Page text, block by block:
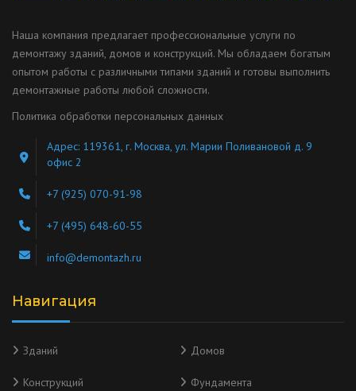
Наша компания предлагает профессиональные услуги по
демонтажу зданий, домов и конструкций. Мы обладаем богатым
опытом работы с различными типами зданий и готовы выполнить
демонтажные работы любой сложности.
Политика обработки персональных данных
Адрес: 119361, г. Москва, ул. Марии Поливановой д. 9
офис 2
+7 (925) 070-91-98
+7 (495) 648-60-55
info@demontazh.ru
Навигация
Зданий Домов
Конструкций Фундамента